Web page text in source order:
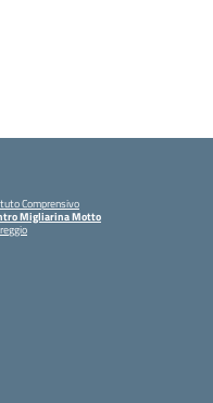
Comprensivo
Migliarina Motto